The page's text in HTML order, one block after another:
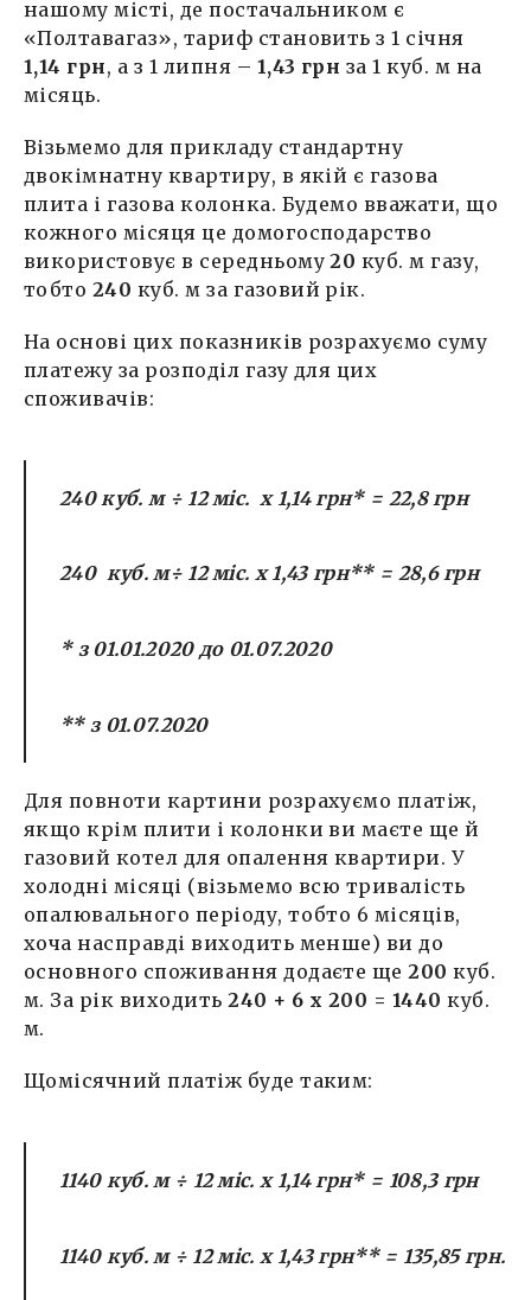
нашому місті, де постачальником є
«Полтавагаз», тариф становить з 1 січня
1,14 грн, а з 1 липня – 1,43 грн за 1 куб. м на
місяць.
Візьмемо для прикладу стандартну
двокімнатну квартиру, в якій є газова
плита і газова колонка. Будемо вважати, що
кожного місяця це домогосподарство
використовує в середньому20 куб. м газу,
тобто 240 куб. м за газовий рік.
На основі цих показників розрахуємо суму
платежу за розподіл газу для цих
споживачів:
240куб. м ÷ 12міс. х 1,14 грн*= 22,8грн
240куб. м÷ 12міс. х1,43 грн**= 28,6грн
* з 01.01.2020 до 01.07.2020
** з 01.07.2020
Для повноти картини розрахуємо платіж,
якщо крім плити і колонки ви маєте ще й
газовий котел для опалення квартири. У
холодні місяці (візьмемо всю тривалість
опалювального періоду, тобто 6 місяців,
хоча насправді виходить менше) ви до
основного споживання додаєте ще200 куб.
м. За рік виходить240 + 6 х 200 = 1440 куб.
м.
Щомісячний платіж буде таким:
1140куб. м ÷ 12міс. х 1,14 грн*= 108,3грн
1140куб. м ÷ 12міс. х 1,43 грн**= 135,85грн.